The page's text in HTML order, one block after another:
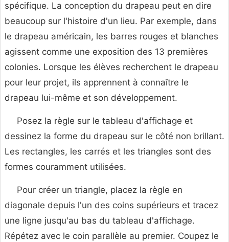
spécifique. La conception du drapeau peut en dire
beaucoup sur l'histoire d'un lieu. Par exemple, dans
le drapeau américain, les barres rouges et blanches
agissent comme une exposition des 13 premières
colonies. Lorsque les élèves recherchent le drapeau
pour leur projet, ils apprennent à connaître le
drapeau lui-même et son développement.
Posez la règle sur le tableau d'affichage et
dessinez la forme du drapeau sur le côté non brillant.
Les rectangles, les carrés et les triangles sont des
formes couramment utilisées.
Pour créer un triangle, placez la règle en
diagonale depuis l'un des coins supérieurs et tracez
une ligne jusqu'au bas du tableau d'affichage.
Répétez avec le coin parallèle au premier. Coupez le